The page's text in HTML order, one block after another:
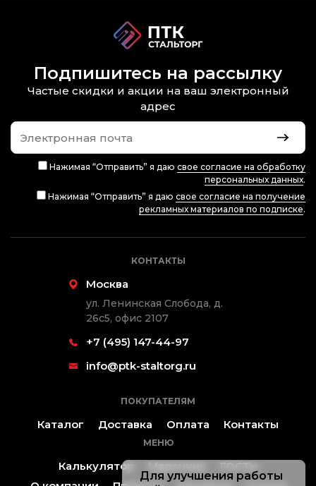
Подпишитесь на рассылку
Частые скидки и акции на ваш электронный
адрес
Нажимая “Отправить” я даю свое согласие на обработку
персональных данных.
Нажимая “Отправить” я даю свое согласие на получение
рекламных материалов по подписке.
КОНТАКТЫ
Москва
ул. Ленинская Слобода, д.
26с5, офис 2107
+7 (495) 147-44-97
info@ptk-staltorg.ru
ПОКУПАТЕЛЯМ
Каталог Доставка Оплата Контакты
МЕНЮ
Калькулятор Марочник
ГОСТы
Для улучшения работы